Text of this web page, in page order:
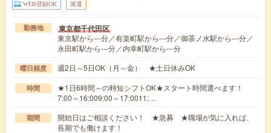
WEB登録OK 派遣
勤務地 東京都千代田区
東京駅から---分／有楽町駅から---分／御茶ノ水駅から---分／
永田町駅から---分／内幸町駅から---分
曜日頻度 週2日～5日OK（月～金） ★土日休みOK
時間
★1日6時間～の時短シフトOK★スタート時間選べます！
7:00～16:009:00～17:0011:…
期間
開始日はご相談ください！ ★急募 ★職場が気に入れば、
長期でも働けます！